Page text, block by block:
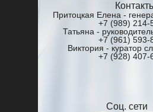
Соц. сети
Притоцкая Елена -
+7 (989) 214-
Татьяна -
+7 (961) 593-
Виктория - куратор
+7 (928)